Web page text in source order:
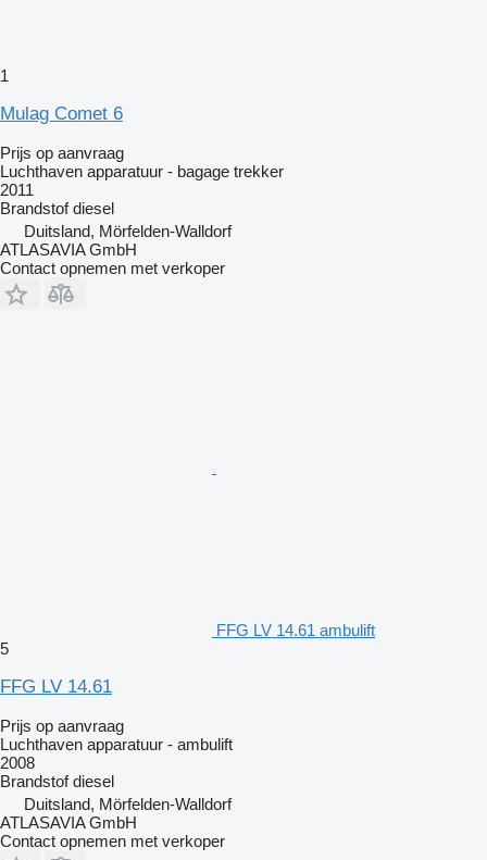
1
Mulag Comet 6
Prijs op aanvraag
Luchthaven apparatuur - bagage trekker
2011
Brandstof diesel
Duitsland, Mörfelden-Walldorf
ATLASAVIA GmbH
Contact opnemen met verkoper
FFG LV 14.61 ambulift
5
FFG LV 14.61
Prijs op aanvraag
Luchthaven apparatuur - ambulift
2008
Brandstof diesel
Duitsland, Mörfelden-Walldorf
ATLASAVIA GmbH
Contact opnemen met verkoper